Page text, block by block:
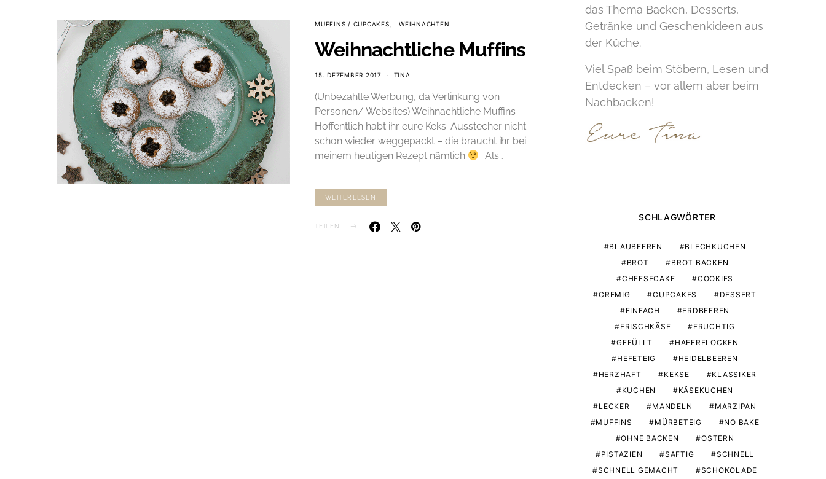
MUFFINS / CUPCAKES WEIHNACHTEN
Weihnachtliche Muffins
15. DEZEMBER 2017 TINA
(Unbezahlte Werbung, da Verlinkung von
Personen/ Websites) Weihnachtliche Muffins
Hoffentlich habt ihr eure Keks-Ausstecher nicht
schon wieder weggepackt – die braucht ihr bei
meinem heutigen Rezept nämlich
. Als…
WEITERLESEN
TEILEN
das Thema Backen, Desserts,
Getränke und Geschenkideen aus
der Küche.
Viel Spaß beim Stöbern, Lesen und
Entdecken – vor allem aber beim
Nachbacken!
SCHLAGWÖRTER
BLAUBEEREN
BLECHKUCHEN
BROT
BROT BACKEN
CHEESECAKE
COOKIES
CREMIG
CUPCAKES
DESSERT
EINFACH
ERDBEEREN
FRISCHKÄSE
FRUCHTIG
GEFÜLLT
HAFERFLOCKEN
HEFETEIG
HEIDELBEEREN
HERZHAFT
KEKSE
KLASSIKER
KUCHEN
KÄSEKUCHEN
LECKER
MANDELN
MARZIPAN
MUFFINS
MÜRBETEIG
NO BAKE
OHNE BACKEN
OSTERN
PISTAZIEN
SAFTIG
SCHNELL
SCHNELL GEMACHT
SCHOKOLADE